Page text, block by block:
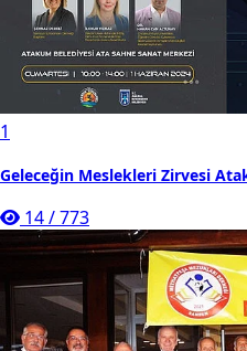
1
Geleceğin Meslekleri Zirvesi
14/773